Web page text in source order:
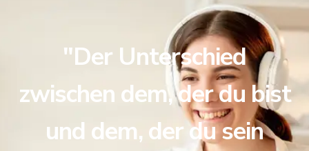
"Der Unterschied
zwischen dem, der du bist
und dem, der du sein